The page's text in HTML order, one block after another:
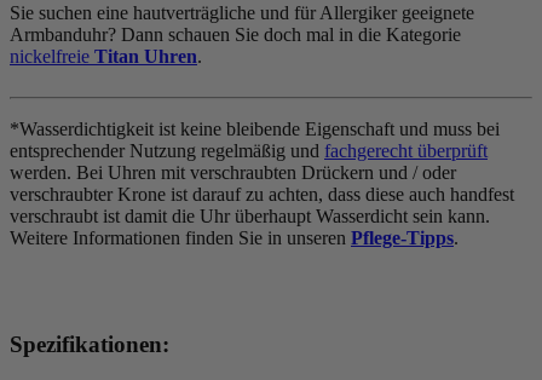
Sie suchen eine hautverträgliche und für Allergiker geeignete
Armbanduhr? Dann schauen Sie doch mal in die Kategorie
nickelfreie Titan Uhren.
*Wasserdichtigkeit ist keine bleibende Eigenschaft und muss bei
entsprechender Nutzung regelmäßig und fachgerecht überprüft
werden. Bei Uhren mit verschraubten Drückern und / oder
verschraubter Krone ist darauf zu achten, dass diese auch handfest
verschraubt ist damit die Uhr überhaupt Wasserdicht sein kann.
Weitere Informationen finden Sie in unseren Pflege-Tipps.
Spezifikationen: